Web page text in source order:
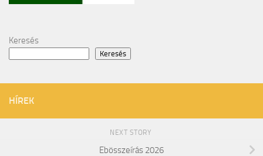
Keresés
Keresés
HÍREK
NEXT STORY
Ebösszeírás 2026